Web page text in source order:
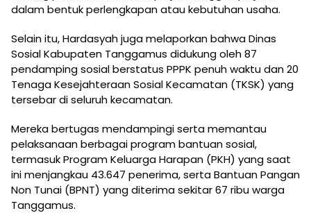
dalam bentuk perlengkapan atau kebutuhan usaha.
Selain itu, Hardasyah juga melaporkan bahwa Dinas
Sosial Kabupaten Tanggamus didukung oleh 87
pendamping sosial berstatus PPPK penuh waktu dan 20
Tenaga Kesejahteraan Sosial Kecamatan (TKSK) yang
tersebar di seluruh kecamatan.
Mereka bertugas mendampingi serta memantau
pelaksanaan berbagai program bantuan sosial,
termasuk Program Keluarga Harapan (PKH) yang saat
ini menjangkau 43.647 penerima, serta Bantuan Pangan
Non Tunai (BPNT) yang diterima sekitar 67 ribu warga
Tanggamus.